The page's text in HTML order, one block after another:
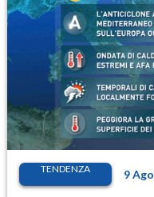
TENDENZA 9